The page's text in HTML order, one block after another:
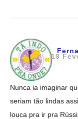
19
Nunca ia imaginar
seriam tão lindas
louca pra ir pra